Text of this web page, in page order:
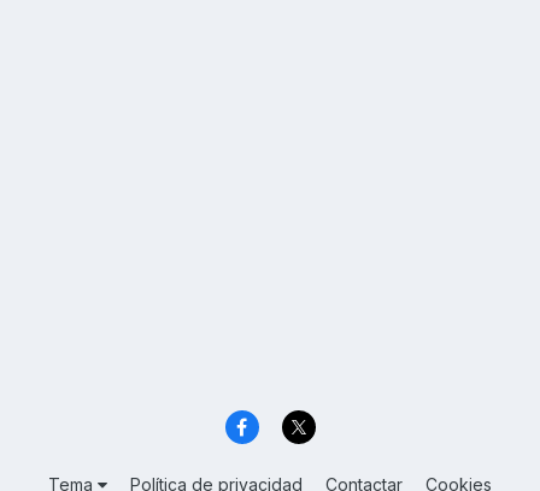
Tema Política de privacidad Contactar Cookies